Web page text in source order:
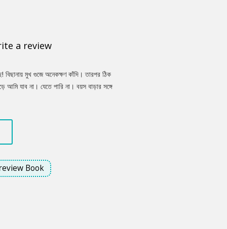
a review
মুখ গুজে অনেকক্ষণ কাঁদি। তারপর ঠিক
যাব না। যেতে পারি না। বয়স বাড়ার সঙ্গে
দূরত্ব মেনে নিয়েও আমাকে ওর কাছাকাছিই
Book